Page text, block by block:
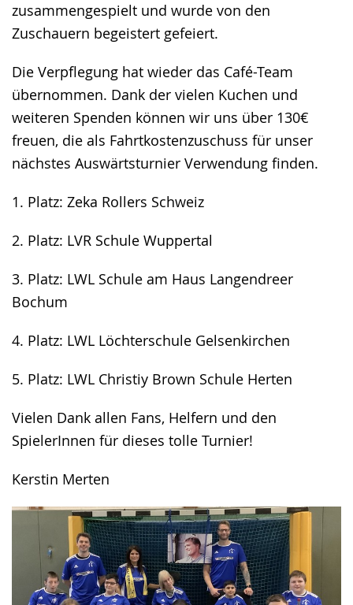
zusammengespielt und wurde von den
Zuschauern begeistert gefeiert.
Die Verpflegung hat wieder das Café-Team
übernommen. Dank der vielen Kuchen und
weiteren Spenden können wir uns über 130€
freuen, die als Fahrtkostenzuschuss für unser
nächstes Auswärtsturnier Verwendung finden.
1. Platz: Zeka Rollers Schweiz
2. Platz: LVR Schule Wuppertal
3. Platz: LWL Schule am Haus Langendreer
Bochum
4. Platz: LWL Löchterschule Gelsenkirchen
5. Platz: LWL Christiy Brown Schule Herten
Vielen Dank allen Fans, Helfern und den
SpielerInnen für dieses tolle Turnier!
Kerstin Merten